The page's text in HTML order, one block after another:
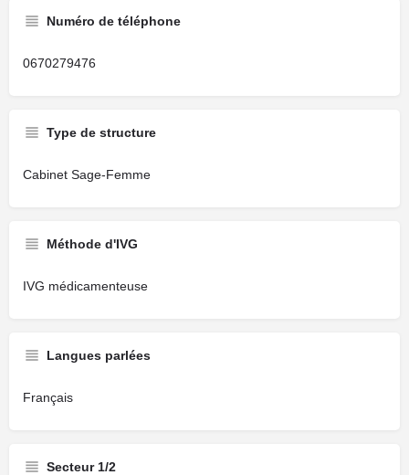
Numéro de téléphone
0670279476
Type de structure
Cabinet Sage-Femme
Méthode d'IVG
IVG médicamenteuse
Langues parlées
Français
Secteur 1/2